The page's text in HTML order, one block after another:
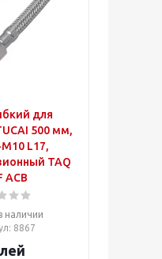
для
500 мм,
L17,
TAQ
ACB
наличии
: 8867
лей